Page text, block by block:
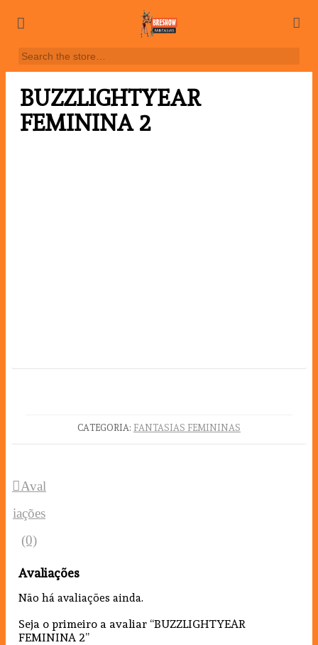
BUZZLIGHTYEAR
FEMININA 2
CATEGORIA: FANTASIAS FEMININAS
Aval
iações
(0)
Avaliações
Não há avaliações ainda.
Seja o primeiro a avaliar “BUZZLIGHTYEAR
FEMININA 2”